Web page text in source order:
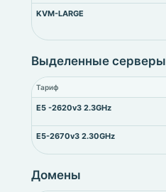
KVM-LARGE
Выделенные серверы
Тариф
E5 -2620v3 2.3GHz
E5-2670v3 2.30GHz
Домены